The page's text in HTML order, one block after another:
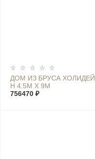
ДОМ ИЗ БРУСА ХОЛИДЕЙ
Н 4.5М Х 9М
756470 ₽